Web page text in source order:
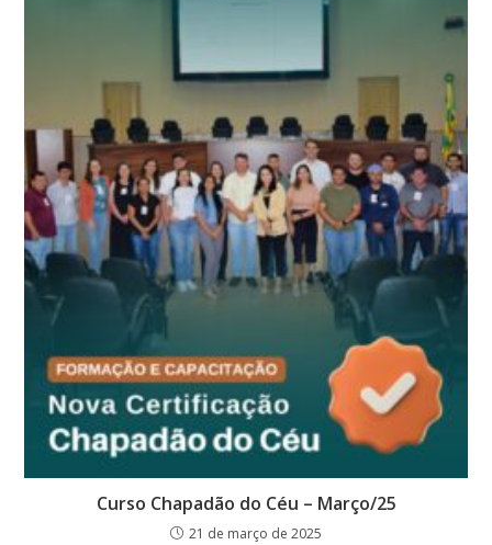
Curso Chapadão do Céu – Março/25
21 de março de 2025